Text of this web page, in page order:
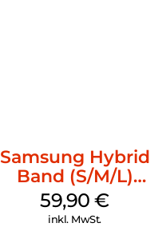
Samsung Hybrid
Band (S/M/L)
Galaxy
Watch8/Watch8
59,90€
inkl. MwSt.